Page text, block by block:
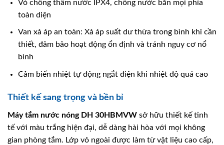
Vỏ chống thấm nước IPX4, chống nước bắn mọi phía
toàn diện
Van xả áp an toàn: Xả áp suất dư thừa trong bình khi cần
thiết, đảm bảo hoạt động ổn định và tránh nguy cơ nổ
bình
Cảm biến nhiệt tự động ngắt điện khi nhiệt độ quá cao
Thiết kế sang trọng và bền bỉ
Máy tắm nước nóng DH 30HBMVW sở hữu thiết kế tinh
tế với màu trắng hiện đại, dễ dàng hài hòa với mọi không
gian phòng tắm. Lớp vỏ ngoài được làm từ vật liệu cao cấp,